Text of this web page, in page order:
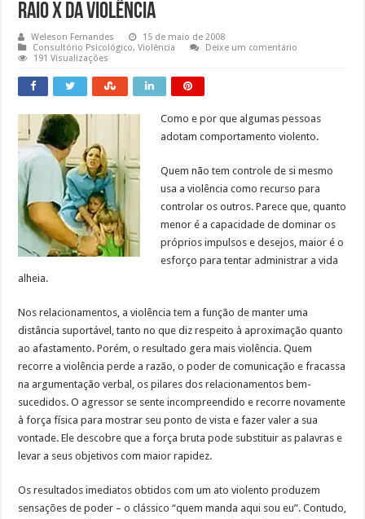
Raio X da Violência
Weleson Fernandes
15 de maio de 2008
Consultório Psicológico,Violência
Deixe um comentário
191 Visualizações
Como e por que algumas pessoas
adotam comportamento violento.
Quem não tem controle de si mesmo
usa a violência como recurso para
controlar os outros. Parece que, quanto
menor é a capacidade de dominar os
próprios impulsos e desejos, maior é o
esforço para tentar administrar a vida
alheia.
Nos relacionamentos, a violência tem a função de manter uma
distância suportável, tanto no que diz respeito à aproximação quanto
ao afastamento. Porém, o resultado gera mais violência. Quem
recorre a violência perde a razão, o poder de comunicação e fracassa
na argumentação verbal, os pilares dos relacionamentos bem-
sucedidos. O agressor se sente incompreendido e recorre novamente
à força física para mostrar seu ponto de vista e fazer valer a sua
vontade. Ele descobre que a força bruta pode substituir as palavras e
levar a seus objetivos com maior rapidez.
Os resultados imediatos obtidos com um ato violento produzem
sensações de poder – o clássico “quem manda aqui sou eu”. Contudo,